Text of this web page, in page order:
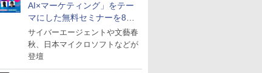
AI×マーケティング」をテー
マにした無料セミナーを8月
27日にオンライン開催
サイバーエージェントや文藝春
秋、日本マイクロソフトなどが
登壇